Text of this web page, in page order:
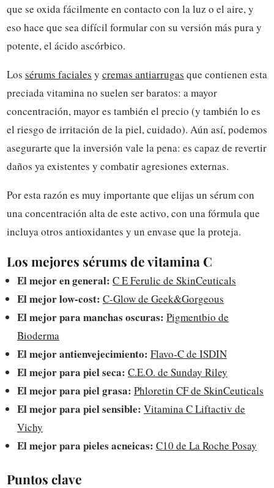
que se oxida fácilmente en contacto con la luz o el aire, y
eso hace que sea difícil formular con su versión más pura y
potente, el ácido ascórbico.
Los sérums faciales y cremas antiarrugas que contienen esta
preciada vitamina no suelen ser baratos: a mayor
concentración, mayor es también el precio (y también lo es
el riesgo de irritación de la piel, cuidado). Aún así, podemos
asegurarte que la inversión vale la pena: es capaz de revertir
daños ya existentes y combatir agresiones externas.
Por esta razón es muy importante que elijas un sérum con
una concentración alta de este activo, con una fórmula que
incluya otros antioxidantes y un envase que la proteja.
Los mejores sérums de vitamina C
El mejor en general: C E Ferulic de SkinCeuticals
El mejor low-cost: C-Glow de Geek&Gorgeous
El mejor para manchas oscuras: Pigmentbio de
Bioderma
El mejor antienvejecimiento: Flavo-C de ISDIN
El mejor para piel seca: C.E.O. de Sunday Riley
El mejor para piel grasa: Phloretin CF de SkinCeuticals
El mejor para piel sensible: Vitamina C Liftactiv de
Vichy
El mejor para pieles acneicas: C10 de La Roche Posay
Puntos clave